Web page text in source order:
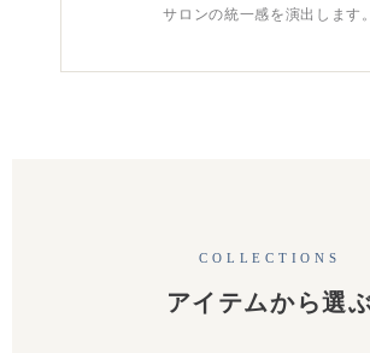
サロンの統一感を演出します。
COLLECTIONS
アイテムから選